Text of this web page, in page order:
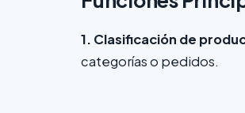
1. Clasificación de
categorías o pedidos.